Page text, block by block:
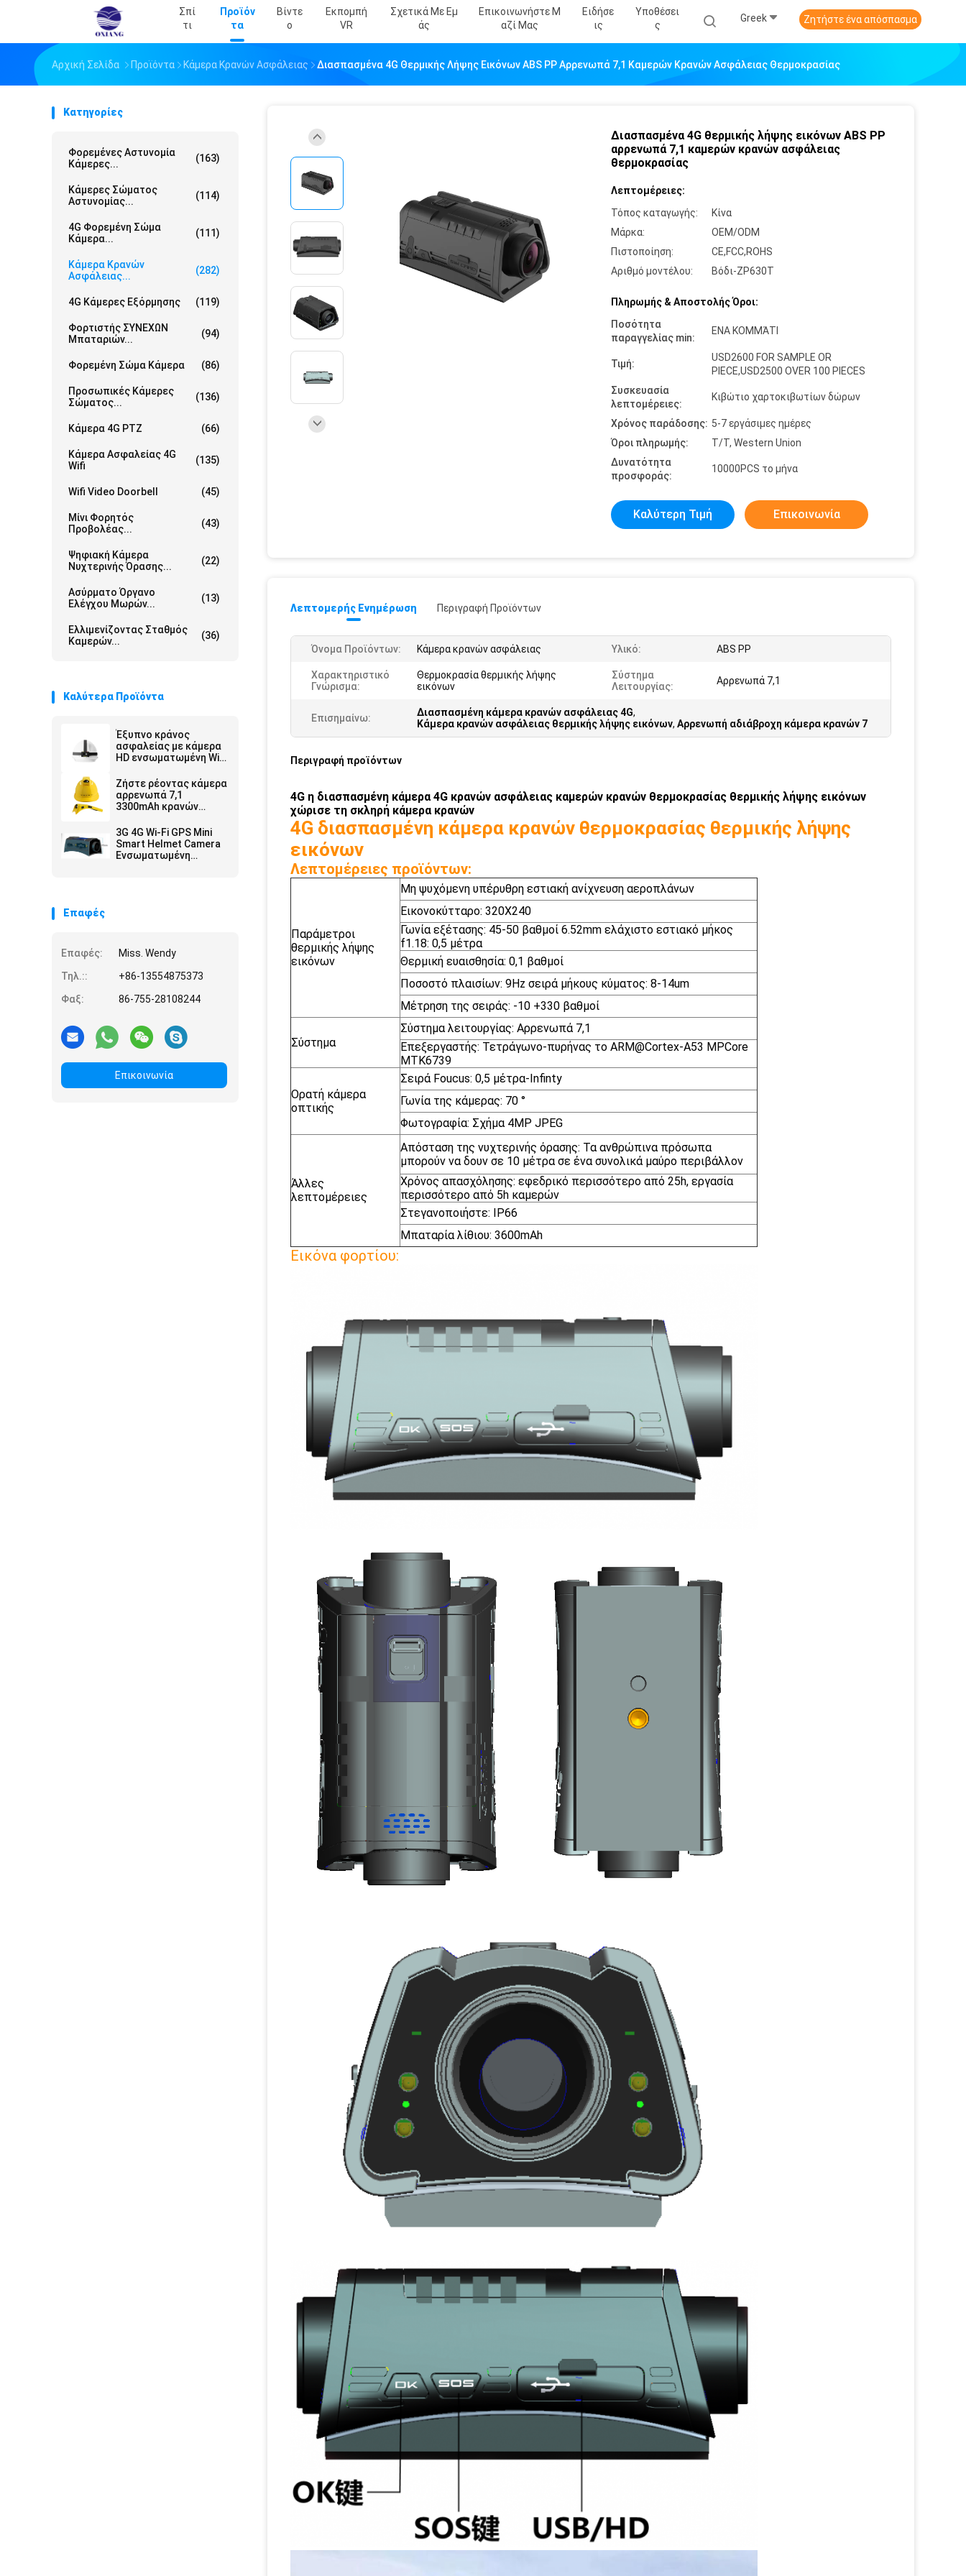
Σπί
Τι
Προϊόν
Τα
Βίντε
Ο
Εκπομπή
VR
Σχετικά Με Εμ
Άς
Επικοινωνήστε Μ
Αζί Μας
Ειδήσε
Ις
Υποθέσει
Σ
Greek Ζητήστε ένα απόσπασμα
Αρχική Σελίδα Προϊόντα Κάμερα Κρανών Ασφάλειας Διασπασμένα 4G Θερμικής Λήψης Εικόνων ABS PP Αρρενωπά 7,1 Καμερών Κρανών Ασφάλειας Θερμοκρασίας
Κατηγορίες
Φορεμένες Αστυνομία
Κάμερες...
(163)
Κάμερες Σώματος
Αστυνομίας...
(114)
4G Φορεμένη Σώμα
Κάμερα...
(111)
Κάμερα Κρανών
Ασφάλειας...
(282)
4G Κάμερες Εξόρμησης (119)
Φορτιστής ΣΥΝΕΧΩΝ
Μπαταριών...
(94)
Φορεμένη Σώμα Κάμερα (86)
Προσωπικές Κάμερες
Σώματος...
(136)
Κάμερα 4G PTZ (66)
Κάμερα Ασφαλείας 4G
Wifi
(135)
Wifi Video Doorbell (45)
Μίνι Φορητός
Προβολέας...
(43)
Ψηφιακή Κάμερα
Νυχτερινής Όρασης...
(22)
Ασύρματο Όργανο
Ελέγχου Μωρών...
(13)
Ελλιμενίζοντας Σταθμός
Καμερών...
(36)
Καλύτερα Προϊόντα
Έξυπνο κράνος
ασφαλείας με κάμερα
HD ενσωματωμένη Wifi
εντοπισμός
Ζήστε ρέοντας κάμερα
αρρενωπά 7,1
3300mAh κρανών
3G 4G Wi-Fi GPS Mini
Smart Helmet Camera
Ενσωματωμένη
Επαφές
Επαφές:
Miss. Wendy
Τηλ.::
+86-13554875373
Φαξ:
86-755-28108244
Επικοινωνία
Διασπασμένα 4G θερμικής λήψης εικόνων ABS PP
αρρενωπά 7,1 καμερών κρανών ασφάλειας
θερμοκρασίας
Λεπτομέρειες:
Τόπος καταγωγής:
Κίνα
Μάρκα:
OEM/ODM
Πιστοποίηση:
CE,FCC,ROHS
Αριθμό μοντέλου:
Βόδι-ZP630T
Πληρωμής & Αποστολής Όροι:
Ποσότητα
παραγγελίας min:
ΕΝΑ ΚΟΜΜΆΤΙ
Τιμή:
USD2600 FOR SAMPLE OR
PIECE,USD2500 OVER 100 PIECES
Συσκευασία
λεπτομέρειες:
Κιβώτιο χαρτοκιβωτίων δώρων
Χρόνος παράδοσης: 5-7 εργάσιμες ημέρες
Όροι πληρωμής:
T/T, Western Union
Δυνατότητα
προσφοράς:
10000PCS το μήνα
Καλύτερη Τιμή Επικοινωνία
Λεπτομερής Ενημέρωση Περιγραφή Προϊόντων
Όνομα Προϊόντων: Κάμερα κρανών ασφάλειας Υλικό: ABS PP
Χαρακτηριστικό
Γνώρισμα:
Θερμοκρασία θερμικής λήψης
εικόνων
Σύστημα
Λειτουργίας:
Αρρενωπά 7,1
Επισημαίνω: Διασπασμένη κάμερα κρανών ασφάλειας 4G,
Κάμερα κρανών ασφάλειας θερμικής λήψης εικόνων, Αρρενωπή αδιάβροχη κάμερα κρανών 7
Περιγραφή προϊόντων
4G η διασπασμένη κάμερα 4G κρανών ασφάλειας καμερών κρανών θερμοκρασίας θερμικής λήψης εικόνων
χώρισε τη σκληρή κάμερα κρανών
4G διασπασμένη κάμερα κρανών θερμοκρασίας θερμικής λήψης
εικόνων
Λεπτομέρειες προϊόντων:
Παράμετροι
θερμικής λήψης
εικόνων
Μη ψυχόμενη υπέρυθρη εστιακή ανίχνευση αεροπλάνων
Εικονοκύτταρο: 320X240
Γωνία εξέτασης: 45-50 βαθμοί 6.52mm ελάχιστο εστιακό μήκος
f1.18: 0,5 μέτρα
Θερμική ευαισθησία: 0,1 βαθμοί
Ποσοστό πλαισίων: 9Hz σειρά μήκους κύματος: 8-14um
Μέτρηση της σειράς: -10 +330 βαθμοί
Σύστημα
Σύστημα λειτουργίας: Αρρενωπά 7,1
Επεξεργαστής: Τετράγωνο-πυρήνας το ARM@Cortex-A53 MPCore
MTK6739
Ορατή κάμερα
οπτικής
Σειρά Foucus: 0,5 μέτρα-Infinty
Γωνία της κάμερας: 70 °
Φωτογραφία: Σχήμα 4MP JPEG
Άλλες
λεπτομέρειες
Απόσταση της νυχτερινής όρασης: Τα ανθρώπινα πρόσωπα
μπορούν να δουν σε 10 μέτρα σε ένα συνολικά μαύρο περιβάλλον
Χρόνος απασχόλησης: εφεδρικό περισσότερο από 25h, εργασία
περισσότερο από 5h καμερών
Στεγανοποιήστε: IP66
Μπαταρία λίθιου: 3600mAh
Εικόνα φορτίου: